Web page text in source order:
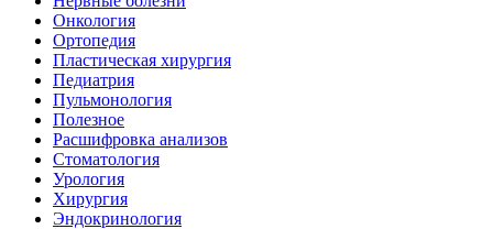
Онкология
Ортопедия
Пластическая хирургия
Педиатрия
Пульмонология
Полезное
Расшифровка анализов
Стоматология
Урология
Хирургия
Эндокринология